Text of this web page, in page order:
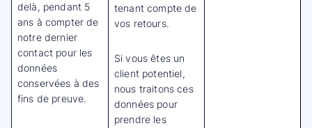
delà, pendant 5
ans à compter de
notre dernier
contact pour les
données
conservées à des
fins de preuve.
tenant compte de
vos retours.
Si vous êtes un
client potentiel,
nous traitons ces
données pour
prendre les